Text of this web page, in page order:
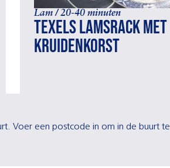
Lam / 20-40 minuten
Texels lamsrack met
kruidenkorst
Voer een postcode in om in de buurt te